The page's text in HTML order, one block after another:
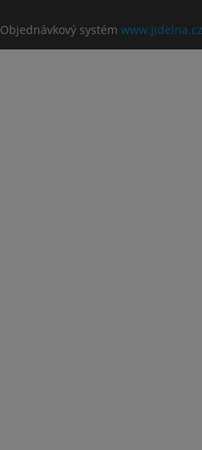
Objednávkový systém www.jidelna.cz